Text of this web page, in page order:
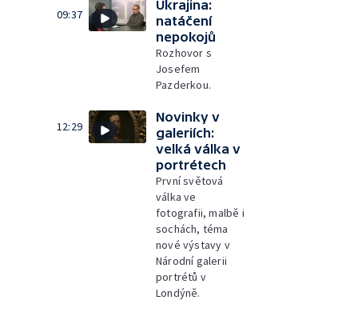
09:37
Ukrajina:
natáčení
nepokojů
Rozhovor s
Josefem
Pazderkou.
12:29
Novinky v
galeriích:
velká válka v
portrétech
První světová
válka ve
fotografii, malbě i
sochách, téma
nové výstavy v
Národní galerii
portrétů v
Londýně.